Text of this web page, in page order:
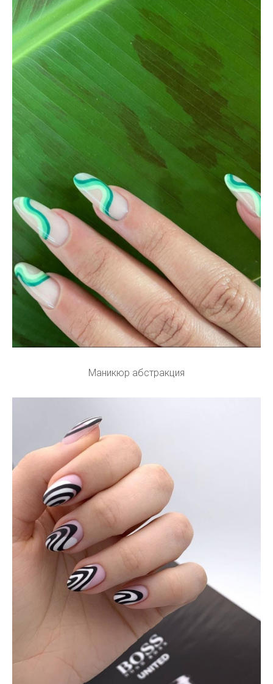
Маникюр абстракция